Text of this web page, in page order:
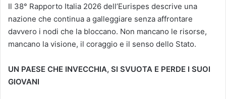
Il 38° Rapporto Italia 2026 dell’Eurispes descrive una
nazione che continua a galleggiare senza affrontare
davvero i nodi che la bloccano. Non mancano le risorse,
mancano la visione, il coraggio e il senso dello Stato.
UN PAESE CHE INVECCHIA, SI SVUOTA E PERDE I SUOI
GIOVANI